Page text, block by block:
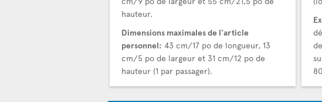
hauteur.
Dimensions maximales de l'article
personnel: 43 cm/17 po de longueur, 13
cm/5 po de largeur et 31 cm/12 po de
hauteur (1 par passager).